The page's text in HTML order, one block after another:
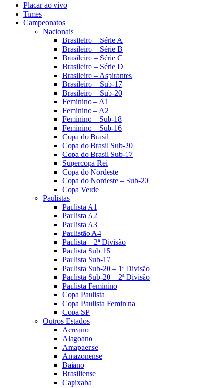
Placar ao vivo
Times
Campeonatos
Nacionais
Brasileiro – Série A
Brasileiro – Série B
Brasileiro – Série C
Brasileiro – Série D
Brasileiro – Aspirantes
Brasileiro – Sub-17
Brasileiro – Sub-20
Feminino – A1
Feminino – A2
Feminino – Sub-18
Feminino – Sub-16
Copa do Brasil
Copa do Brasil Sub-20
Copa do Brasil Sub-17
Supercopa Rei
Copa do Nordeste
Copa do Nordeste – Sub-20
Copa Verde
Paulistas
Paulista A1
Paulista A2
Paulista A3
Paulistão A4
Paulista – 2ª Divisão
Paulista Sub-15
Paulista Sub-17
Paulista Sub-20 – 1ª Divisão
Paulista Sub-20 – 2ª Divisão
Paulista Feminino
Copa Paulista
Copa Paulista Feminina
Copa SP
Outros Estados
Acreano
Alagoano
Amapaense
Amazonense
Baiano
Brasiliense
Capixaba